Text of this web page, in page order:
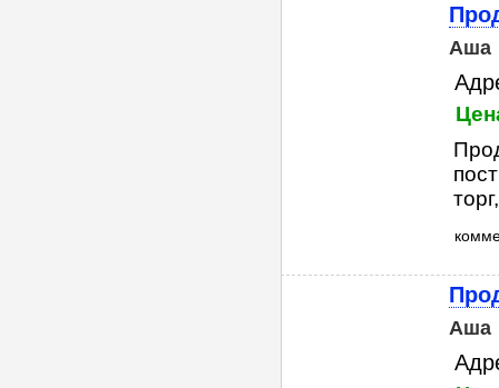
Аша
Аша